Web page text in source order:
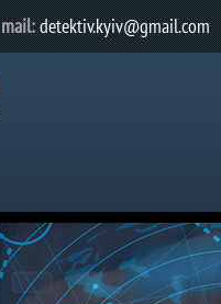
mail:detektiv.kyiv@gmail.com